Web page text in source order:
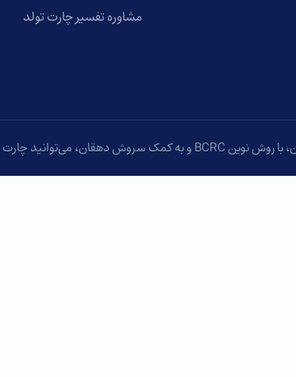
مشاوره تفسیر چارت تولد